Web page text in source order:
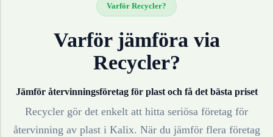
Varför Recycler?
Varför jämföra via
Recycler?
Jämför återvinningsföretag för plastoch få det bästa priset
Recycler gör det enkelt att hitta seriösa företag för
återvinning av plasti Kalix. När du jämför flera företag